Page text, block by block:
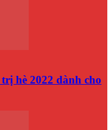
hè 2022 dành cho